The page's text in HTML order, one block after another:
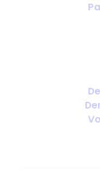
Video: Yes